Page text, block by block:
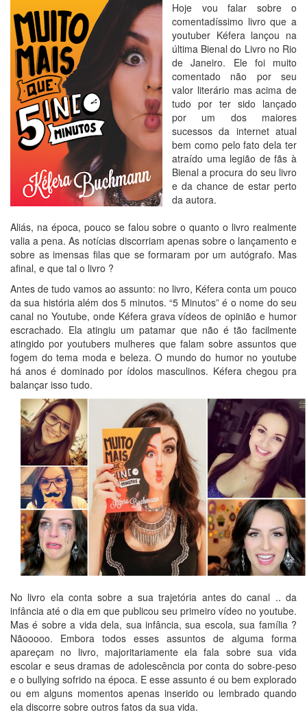
Hoje vou falar sobre o
comentadíssimo livro que a
youtuber Kéfera lançou na
última Bienal do Livro no Rio
de Janeiro. Ele foi muito
comentado não por seu
valor literário mas acima de
tudo por ter sido lançado
por um dos maiores
sucessos da internet atual
bem como pelo fato dela ter
atraído uma legião de fãs à
Bienal a procura do seu livro
e da chance de estar perto
da autora.
Aliás, na época, pouco se falou sobre o quanto o livro realmente
valia a pena. As notícias discorriam apenas sobre o lançamento e
sobre as imensas filas que se formaram por um autógrafo. Mas
afinal, e que tal o livro ?
Antes de tudo vamos ao assunto: no livro, Kéfera conta um pouco
da sua história além dos 5 minutos. “5 Minutos” é o nome do seu
canal no Youtube, onde Kéfera grava vídeos de opinião e humor
escrachado. Ela atingiu um patamar que não é tão facilmente
atingido por youtubers mulheres que falam sobre assuntos que
fogem do tema moda e beleza. O mundo do humor no youtube
há anos é dominado por ídolos masculinos. Kéfera chegou pra
balançar isso tudo.
No livro ela conta sobre a sua trajetória antes do canal .. da
infância até o dia em que publicou seu primeiro vídeo no youtube.
Mas é sobre a vida dela, sua infância, sua escola, sua família ?
Nãooooo. Embora todos esses assuntos de alguma forma
apareçam no livro, majoritariamente ela fala sobre sua vida
escolar e seus dramas de adolescência por conta do sobre-peso
e o bullying sofrido na época. E esse assunto é ou bem explorado
ou em alguns momentos apenas inserido ou lembrado quando
ela discorre sobre outros fatos da sua vida.